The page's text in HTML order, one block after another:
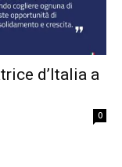
d’Italia a
0